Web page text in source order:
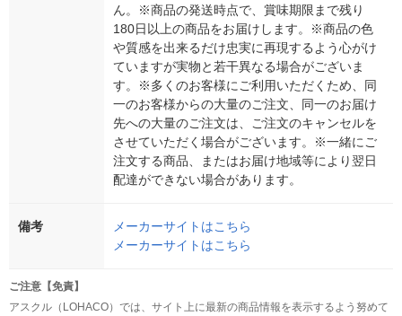
ん。※商品の発送時点で、賞味期限まで残り
180日以上の商品をお届けします。※商品の色
や質感を出来るだけ忠実に再現するよう心がけ
ていますが実物と若干異なる場合がございま
す。※多くのお客様にご利用いただくため、同
一のお客様からの大量のご注文、同一のお届け
先への大量のご注文は、ご注文のキャンセルを
させていただく場合がございます。※一緒にご
注文する商品、またはお届け地域等により翌日
配達ができない場合があります。
備考
メーカーサイトはこちら
メーカーサイトはこちら
ご注意【免責】
アスクル（LOHACO）では、サイト上に最新の商品情報を表示するよう努めて